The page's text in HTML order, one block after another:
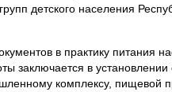
детского населения
в практику питания
заключается в
комплексу, пищевой